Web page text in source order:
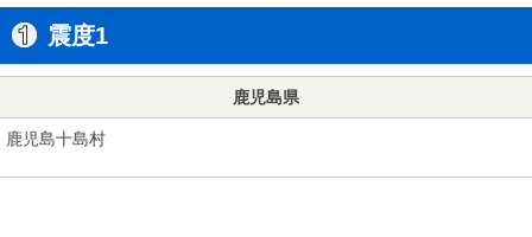
震度1
鹿児島県
鹿児島十島村